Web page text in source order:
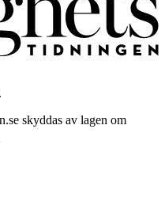
skyddas av lagen om